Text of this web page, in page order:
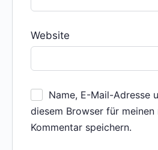
Website
Name, E-Mail-Adresse
diesem Browser für meinen
Kommentar speichern.